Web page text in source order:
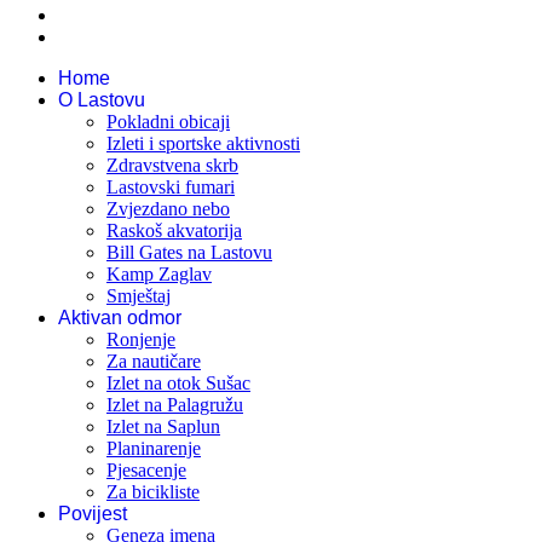
Home
O Lastovu
Pokladni obicaji
Izleti i sportske aktivnosti
Zdravstvena skrb
Lastovski fumari
Zvjezdano nebo
Raskoš akvatorija
Bill Gates na Lastovu
Kamp Zaglav
Smještaj
Aktivan odmor
Ronjenje
Za nautičare
Izlet na otok Sušac
Izlet na Palagružu
Izlet na Saplun
Planinarenje
Pjesacenje
Za bicikliste
Povijest
Geneza imena